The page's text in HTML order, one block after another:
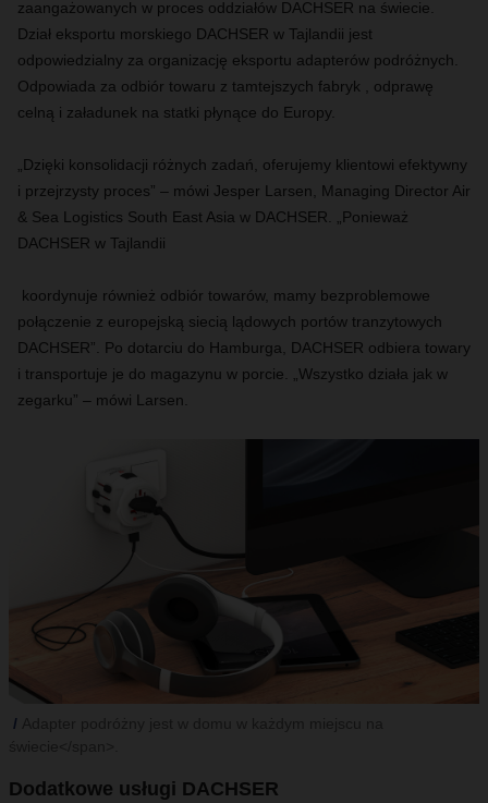
zaangażowanych w proces oddziałów DACHSER na świecie.
Dział eksportu morskiego DACHSER w Tajlandii jest
odpowiedzialny za organizację eksportu adapterów podróżnych.
Odpowiada za odbiór towaru z tamtejszych fabryk , odprawę
celną i załadunek na statki płynące do Europy.
„Dzięki konsolidacji różnych zadań, oferujemy klientowi efektywny
i przejrzysty proces” – mówi Jesper Larsen, Managing Director Air
& Sea Logistics South East Asia w DACHSER. „Ponieważ
DACHSER w Tajlandii
koordynuje również odbiór towarów, mamy bezproblemowe
połączenie z europejską siecią lądowych portów tranzytowych
DACHSER”. Po dotarciu do Hamburga, DACHSER odbiera towary
i transportuje je do magazynu w porcie. „Wszystko działa jak w
zegarku” – mówi Larsen.
Dodatkowe usługi DACHSER